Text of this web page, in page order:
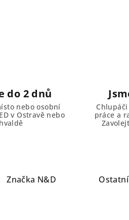
do 2 dnů
nebo osobní
v Ostravě nebo
práce a
Značka N&D